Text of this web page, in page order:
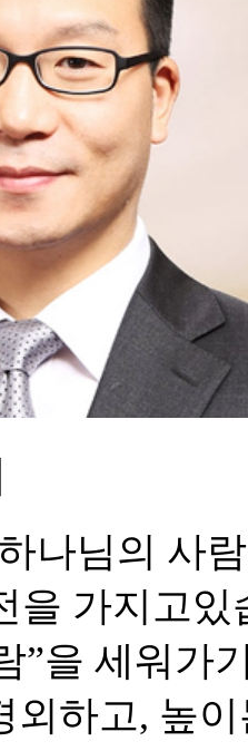
나님의 사
을 가지고있
”을 세워가
외하고, 높